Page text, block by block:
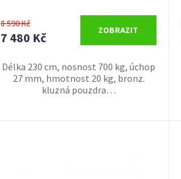
8 590 Kč
7 480 Kč
ZOBRAZIT
Délka 230 cm, nosnost 700 kg, úchop
27 mm, hmotnost 20 kg, bronz.
kluzná pouzdra…